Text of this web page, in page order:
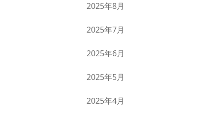
2025年8月
2025年7月
2025年6月
2025年5月
2025年4月